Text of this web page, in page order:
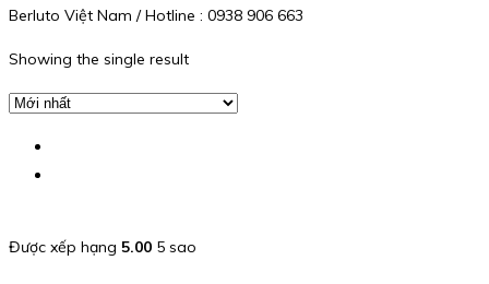
Berluto Việt Nam / Hotline : 0938 906 663
Showing the single result
Được xếp hạng 5.00 5 sao